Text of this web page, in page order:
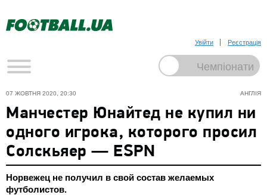
Увійти Реєстрація
АНГЛІЯ
07 ЖОВТНЯ 2020, 20:30
Манчестер Юнайтед не купил ни
одного игрока, которого просил
Солскьяер — ESPN
Норвежец не получил в свой состав желаемых
футболистов.